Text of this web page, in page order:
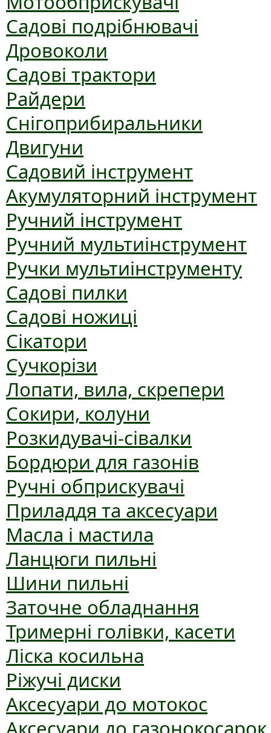
Садові подрібнювачі
Дровоколи
Садові трактори
Райдери
Снігоприбиральники
Двигуни
Садовий інструмент
Акумуляторний інструмент
Ручний інструмент
Ручний мультиінструмент
Ручки мультиінструменту
Садові пилки
Садові ножиці
Сікатори
Сучкорізи
Лопати, вила, скрепери
Сокири, колуни
Розкидувачі-сівалки
Бордюри для газонів
Ручні обприскувачі
Приладдя та аксесуари
Масла і мастила
Ланцюги пильні
Шини пильні
Заточне обладнання
Тримерні голівки, касети
Ліска косильна
Ріжучі диски
Аксесуари до мотокос